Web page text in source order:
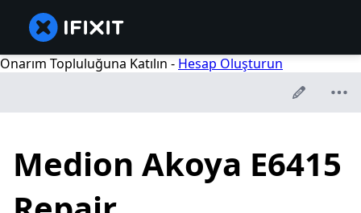
Onarım Topluluğuna Katılın - Hesap Oluşturun
Medion Akoya E6415